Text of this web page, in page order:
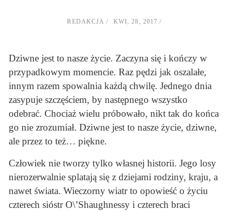
REDAKCJA KWI, 28, 2017
Dziwne jest to nasze życie. Zaczyna się i kończy w
przypadkowym momencie. Raz pędzi jak oszalałe,
innym razem spowalnia każdą chwilę. Jednego dnia
zasypuje szczęściem, by następnego wszystko
odebrać. Chociaż wielu próbowało, nikt tak do końca
go nie zrozumiał. Dziwne jest to nasze życie, dziwne,
ale przez to też… piękne.
Człowiek nie tworzy tylko własnej historii. Jego losy
nierozerwalnie splatają się z dziejami rodziny, kraju, a
nawet świata. Wieczorny wiatr to opowieść o życiu
czterech sióstr O\’Shaughnessy i czterech braci